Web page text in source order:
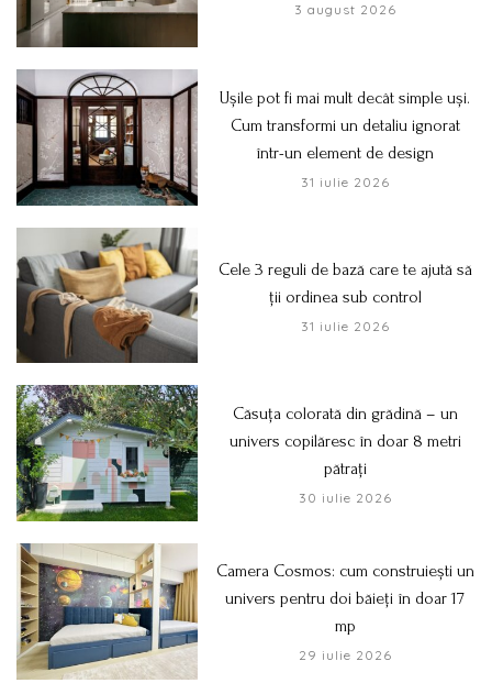
3 august 2026
Ușile pot fi mai mult decât simple uși.
Cum transformi un detaliu ignorat
într-un element de design
31 iulie 2026
Cele 3 reguli de bază care te ajută să
ții ordinea sub control
31 iulie 2026
Căsuța colorată din grădină – un
univers copilăresc în doar 8 metri
pătrați
30 iulie 2026
Camera Cosmos: cum construiești un
univers pentru doi băieți în doar 17
mp
29 iulie 2026